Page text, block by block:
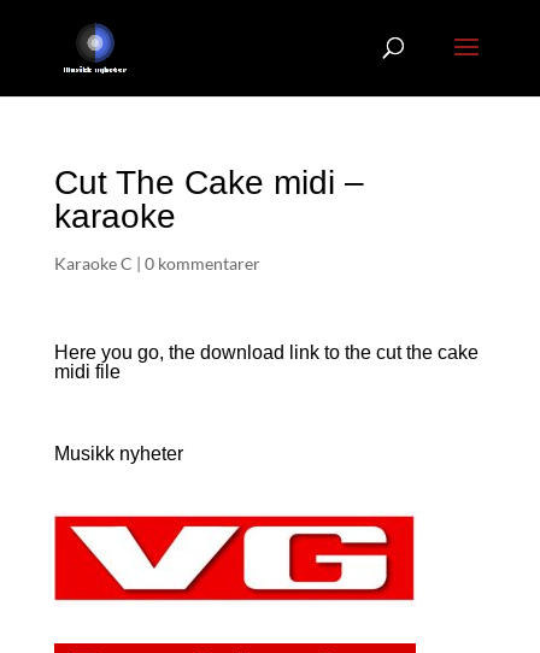
Cut The Cake midi –
karaoke
Karaoke C | 0 kommentarer
Here you go, the download link to the cut the cake
midi file
Musikk nyheter